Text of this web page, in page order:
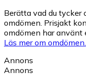
Berätta vad du tycker
omdömen. Prisjakt
omdömen har använt
Läs mer om omdömen.
Annons
Annons